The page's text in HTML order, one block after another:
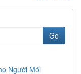
Go
Người Mới